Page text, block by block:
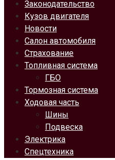
Законодательство
Кузов двигателя
Новости
Салон автомобиля
Страхование
Топливная система
ГБО
Тормозная система
Ходовая часть
Шины
Подвеска
Электрика
Спецтехника